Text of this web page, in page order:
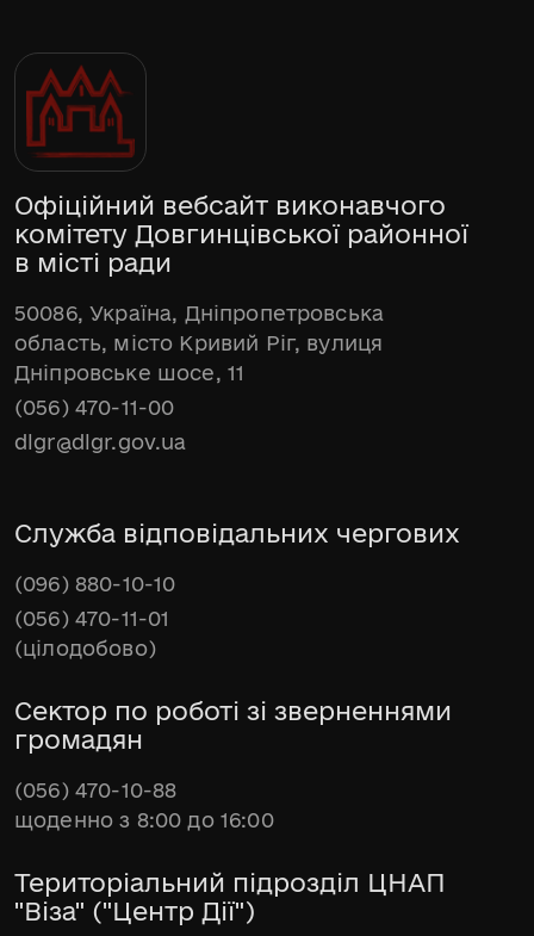
Офіційний вебсайт виконавчого
комітету Довгинцівської районної
в місті ради
50086, Україна, Дніпропетровська
область, місто Кривий Ріг, вулиця
Дніпровське шосе, 11
(056) 470-11-00
dlgr@dlgr.gov.ua
Служба відповідальних чергових
(096) 880-10-10
(056) 470-11-01
(цілодобово)
Сектор по роботі зі зверненнями
громадян
(056) 470-10-88
щоденно з 8:00 до 16:00
Територіальний підрозділ ЦНАП
"Віза" ("Центр Дії")